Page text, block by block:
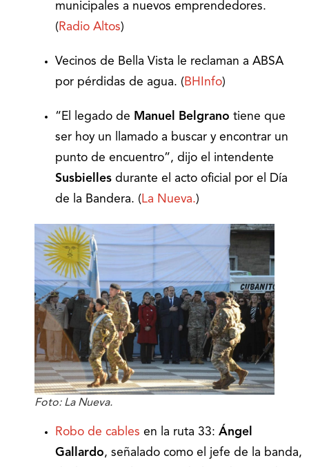
municipales a nuevos emprendedores.
( Radio Altos)
Vecinos de Bella Vista le reclaman a ABSA
por pérdidas de agua. ( BHInfo)
“El legado de Manuel Belgrano tiene que
ser hoy un llamado a buscar y encontrar un
punto de encuentro”, dijo el intendente
Susbielles durante el acto oficial por el Día
de la Bandera. ( La Nueva.)
Foto: La Nueva.
Robo de cables en la ruta 33: Ángel
Gallardo, señalado como el jefe de la banda,